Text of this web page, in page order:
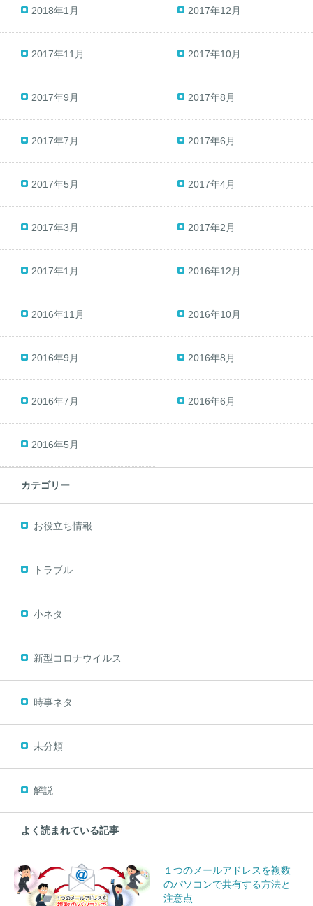
2018年1月 2017年12月
2017年11月 2017年10月
2017年9月 2017年8月
2017年7月 2017年6月
2017年5月 2017年4月
2017年3月 2017年2月
2017年1月 2016年12月
2016年11月 2016年10月
2016年9月 2016年8月
2016年7月 2016年6月
2016年5月
カテゴリー
お役立ち情報
トラブル
小ネタ
新型コロナウイルス
時事ネタ
未分類
解説
よく読まれている記事
１つのメールアドレスを複数
のパソコンで共有する方法と
注意点